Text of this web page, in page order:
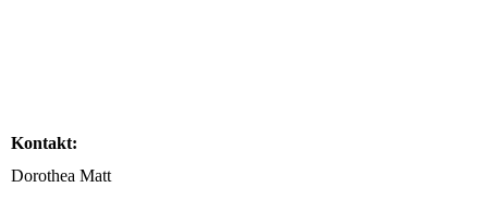
Kontakt:
Dorothea Matt